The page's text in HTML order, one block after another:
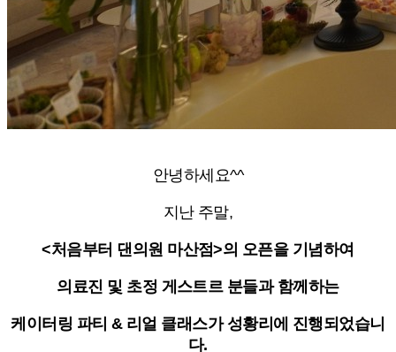
안녕하세요^^
지난 주말,
<처음부터 댄의원 마산점>의 오픈을 기념하여
의료진 및 초정 게스트르 분들과 함께하는
케이터링 파티 & 리얼 클래스가 성황리에 진행되었습니
다.